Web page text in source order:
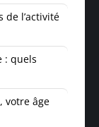
l’activité
: quels
votre âge